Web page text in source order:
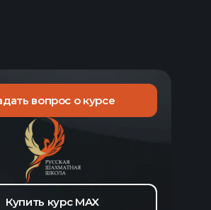
вопрос о курсе
Купить курс MAX